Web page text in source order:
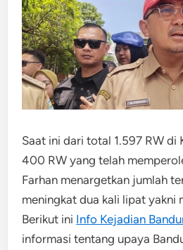
Saat ini dari total 1.597 RW di
400 RW yang telah
Farhan menargetkan jumlah
meningkat dua kali lipat yakni
Berikut ini Info Kejadian
informasi tentang upaya